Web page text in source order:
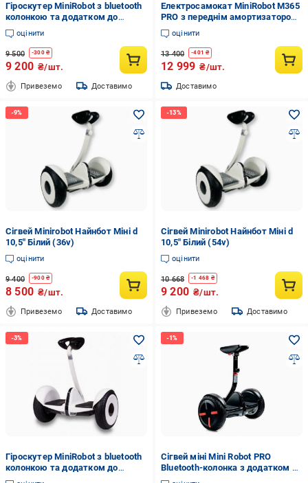
Гіроскутер MiniRobot з bluetooth
колонкою та додатком до
телефону 54V Чорний
(24117170)
оцінити
9 500 -300₴
9 200 ₴/шт.
Привеземо Доставимо
Електросамокат MiniRobot M365
PRO з переднім амортизатором
Сірий (28332480)
оцінити
13 400 -401 ₴
12 999 ₴/шт.
Доставимо
Сігвей Minirobot Найнбот Міні d
10,5" Білий (36v)
оцінити
9 400 -900₴
8 500 ₴/шт.
Привеземо Доставимо
Сігвей Minirobot Найнбот Міні d
10,5" Білий (54v)
оцінити
10 668 -1 468 ₴
9 200 ₴/шт.
Привеземо Доставимо
Гіроскутер MiniRobot з bluetooth
колонкою та додатком до
телефону 54V Білий (30765839)
Сігвей міні Mini Robot PRO
Bluetooth-колонка з додатком d
10,5 Чорний (36V)